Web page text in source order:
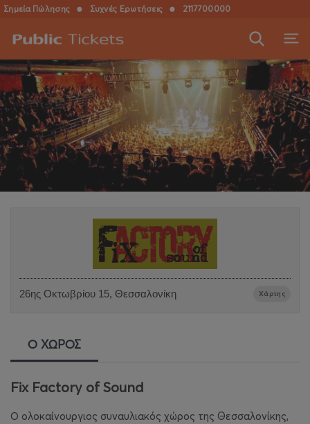
Σημεία Πώλησης ● Συχνές Ερωτήσεις ● 2117700000
26ης Οκτωβρίου 15, Θεσσαλονίκη Χάρτης
Ο ΧΩΡΟΣ
Fix Factory of Sound
Ο ολοκαίνουργιος συναυλιακός χώρος της Θεσσαλονίκης,